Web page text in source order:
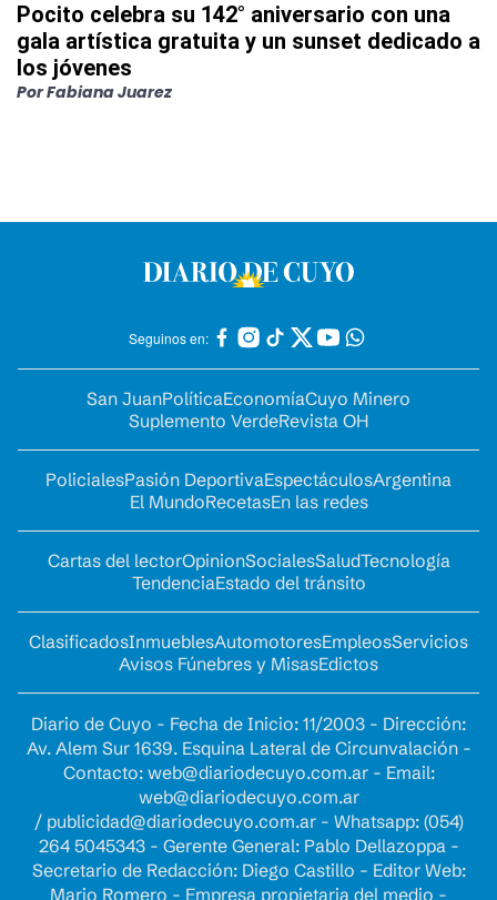
Pocito celebra su 142° aniversario con una
gala artística gratuita y un sunset dedicado a
los jóvenes
PorFabiana Juarez
Seguinos en:
San JuanPolíticaEconomíaCuyo Minero
Suplemento VerdeRevista OH
PolicialesPasión DeportivaEspectáculosArgentina
El MundoRecetasEn las redes
Cartas del lectorOpinionSocialesSaludTecnología
TendenciaEstado del tránsito
ClasificadosInmueblesAutomotoresEmpleosServicios
Avisos Fúnebres y MisasEdictos
Diario de Cuyo - Fecha de Inicio: 11/2003 - Dirección:
Av. Alem Sur 1639. Esquina Lateral de Circunvalación -
Contacto: web@diariodecuyo.com.ar- Email:
web@diariodecuyo.com.ar
/ publicidad@diariodecuyo.com.ar- Whatsapp: (054)
264 5045343 - Gerente General: Pablo Dellazoppa -
Secretario de Redacción: Diego Castillo - Editor Web:
Mario Romero - Empresa propietaria del medio -